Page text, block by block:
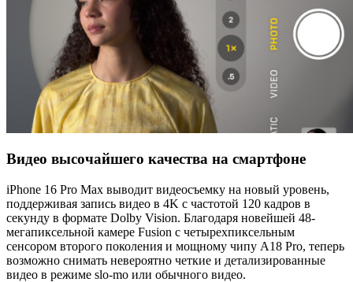
Видео высочайшего качества на смартфоне
iPhone 16 Pro Max выводит видеосъемку на новый уровень,
поддерживая запись видео в 4K с частотой 120 кадров в
секунду в формате Dolby Vision. Благодаря новейшей 48-
мегапиксельной камере Fusion с четырехпиксельным
сенсором второго поколения и мощному чипу A18 Pro, теперь
возможно снимать невероятно четкие и детализированные
видео в режиме slo-mo или обычного видео.